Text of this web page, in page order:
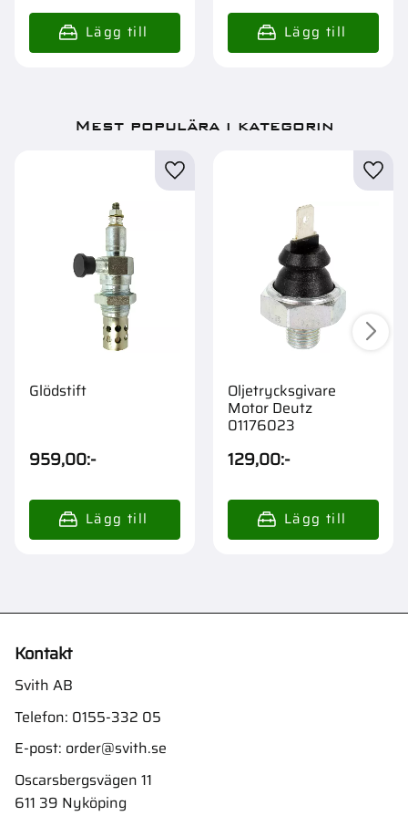
Mest populära i kategorin
Glödstift
959,00:-
Oljetrycksgivare
Motor Deutz
01176023
129,00:-
Kontakt
Svith AB
Telefon: 0155-332 05
E-post: order@svith.se
Oscarsbergsvägen 11
611 39 Nyköping